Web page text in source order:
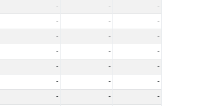
- -
-
- -
-
- -
-
- -
-
- -
-
- -
-
- -
-